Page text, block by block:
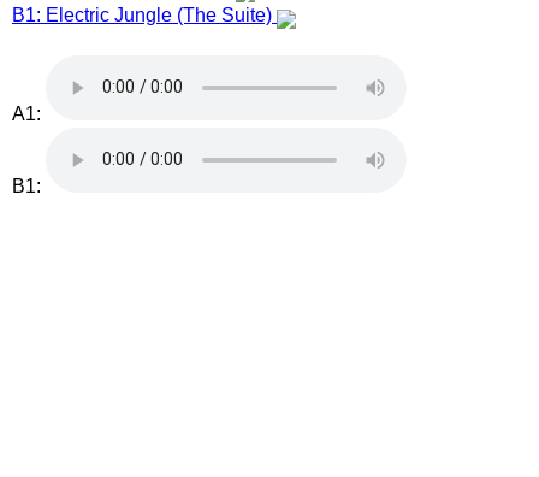
B1: Electric Jungle (The Suite)
A1:
B1: